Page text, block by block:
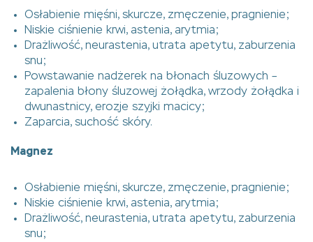
Osłabienie mięśni, skurcze, zmęczenie, pragnienie;
Niskie ciśnienie krwi, astenia, arytmia;
Drażliwość, neurastenia, utrata apetytu, zaburzenia
snu;
Powstawanie nadżerek na błonach śluzowych –
zapalenia błony śluzowej żołądka, wrzody żołądka i
dwunastnicy, erozje szyjki macicy;
Zaparcia, suchość skóry.
Magnez
Osłabienie mięśni, skurcze, zmęczenie, pragnienie;
Niskie ciśnienie krwi, astenia, arytmia;
Drażliwość, neurastenia, utrata apetytu, zaburzenia
snu;